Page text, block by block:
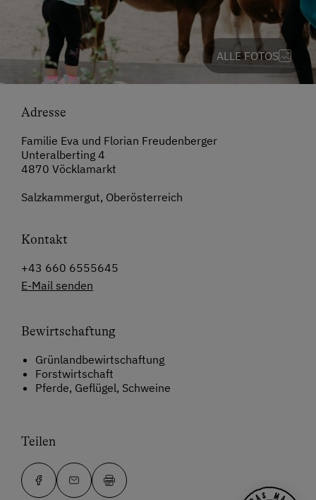
ALLE FOTOS
Adresse
Familie Eva und Florian Freudenberger
Unteralberting 4
4870 Vöcklamarkt
Salzkammergut, Oberösterreich
Kontakt
+43 660 6555645
E-Mail senden
Bewirtschaftung
Grünlandbewirtschaftung
Forstwirtschaft
Pferde, Geflügel, Schweine
Teilen